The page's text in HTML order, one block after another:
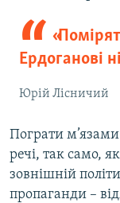
Ердоганові
Юрій Лісничий
Пограти
речі, так само,
зовнішній
пропаганди –